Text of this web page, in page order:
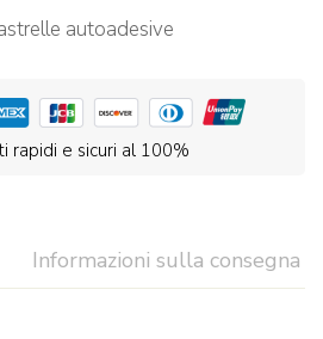
autoadesive
rapidi e sicuri al 100%
Informazioni sulla consegna